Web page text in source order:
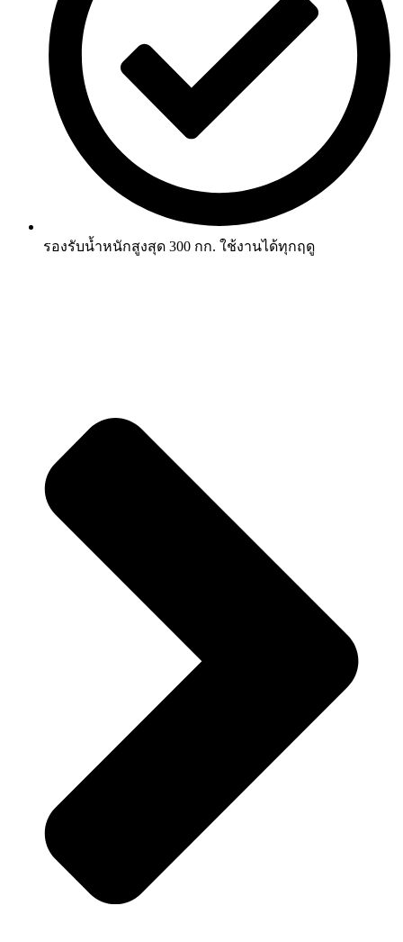
รองรับน้ำหนักสูงสุด 300 กก. ใช้งานได้ทุกฤดู